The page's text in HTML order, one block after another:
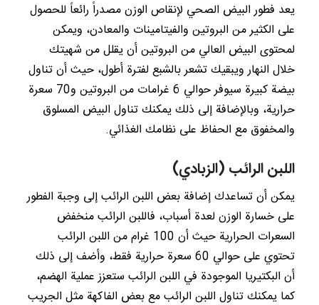
يعد فطور البيض الصحي لإنقاص الوزن مصدراً رائعاً للحصول
على الكثير من البروتين والفيتامينات والمعادن، ويمكن
لمحتوى البيض العالي من البروتين أن يقلل من شهيتك
خلال النهار ويبقيك تشعر بالشبع لفترة أطول، حيث أن تناول
بيضة كبيرة سيوفر حوالي 6 غرامات من البروتين و70 سعرة
حرارية، وبالإضافة إلى ذلك يمكنك تناول البيض المسلوق
والمخفوق مع الحفاظ على نظامك الغذائي.
اللبن الرائب (الزبادي)
يمكن أن تساعدك إضافة بعض اللبن الرائب إلى وجبة الفطور
على خسارة الوزن لعدة أسباب، فاللبن الرائب منخفض
السعرات الحرارية حيث أن 100 غرام من اللبن الرائب
تحتوي على حوالي 60 سعرة حرارية فقط، وأضف إلى ذلك
أن البكتيريا الموجودة في اللبن الرائب ستعزز عملية الهضم،
كما يمكنك تناول اللبن الرائب مع بعض الفاكهة مثل الجريب